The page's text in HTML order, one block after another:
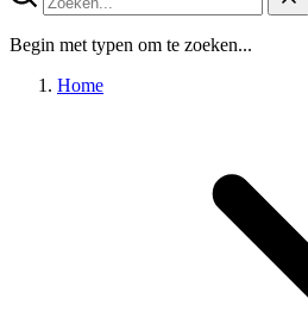
Begin met typen om te zoeken...
Home